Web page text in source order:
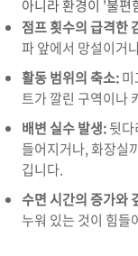
아니라 환경이 '불편
점프 횟수의 급격한
파 앞에서 망설이거
활동 범위의 축소:
트가 깔린 구역이나
배변 실수 발생:뒷
들어지거나, 화장실
깁니다.
수면 시간의 증가와
누워 있는 것이 힘들